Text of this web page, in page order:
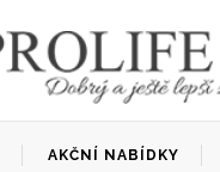
AKČNÍ NABÍDKY